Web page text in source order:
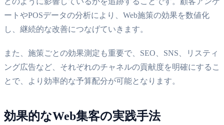
ートやPOSデータの分析により、Web施策の効果を数値化
し、継続的な改善につなげていきます。
また、施策ごとの効果測定も重要で、SEO、SNS、リスティ
ング広告など、それぞれのチャネルの貢献度を明確にするこ
とで、より効率的な予算配分が可能となります。
効果的なWeb集客の実践手法